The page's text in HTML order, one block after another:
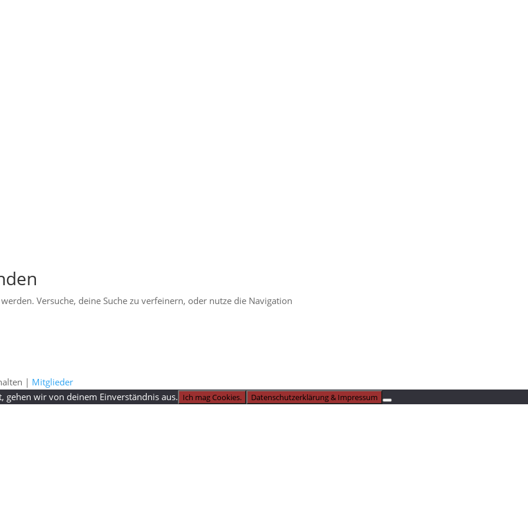
Versuche, deine Suche zu verfeinern, oder nutze die Navigation
| Mitglieder
gehen wir von deinem Einverständnis aus. Ich mag Cookies. Datenschutzerklärung & Impressum